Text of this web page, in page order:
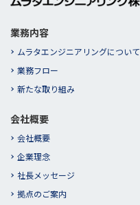
業務内容
ムラタエンジニアリングについて
業務フロー
新たな取り組み
会社概要
会社概要
企業理念
社長メッセージ
拠点のご案内